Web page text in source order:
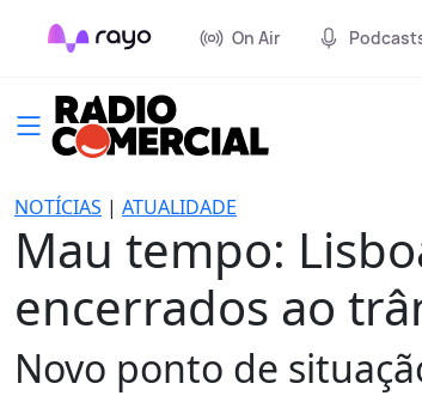
On Air
NOTÍCIAS | ATUALIDADE
Mau tempo:
encerrados ao
Novo ponto de